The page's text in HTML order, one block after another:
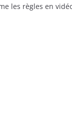
les règles en